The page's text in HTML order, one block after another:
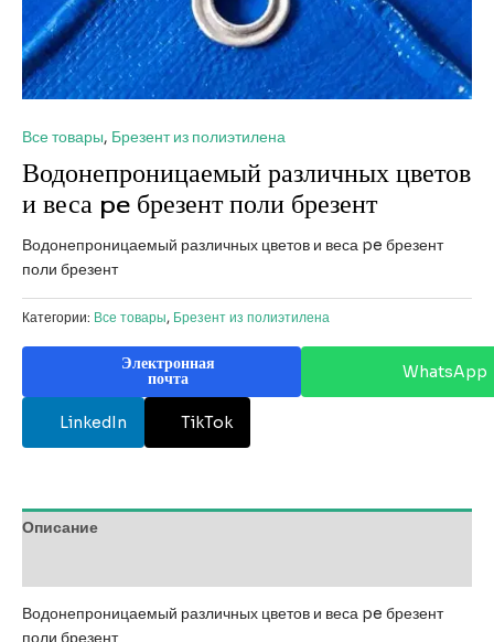
Все товары, Брезент из полиэтилена
Водонепроницаемый различных цветов
и веса pe брезент поли брезент
Водонепроницаемый различных цветов и веса pe брезент
поли брезент
Категории: Все товары, Брезент из полиэтилена
Электронная
почта
WhatsApp
LinkedIn TikTok
Описание
Водонепроницаемый различных цветов и веса pe брезент
поли брезент